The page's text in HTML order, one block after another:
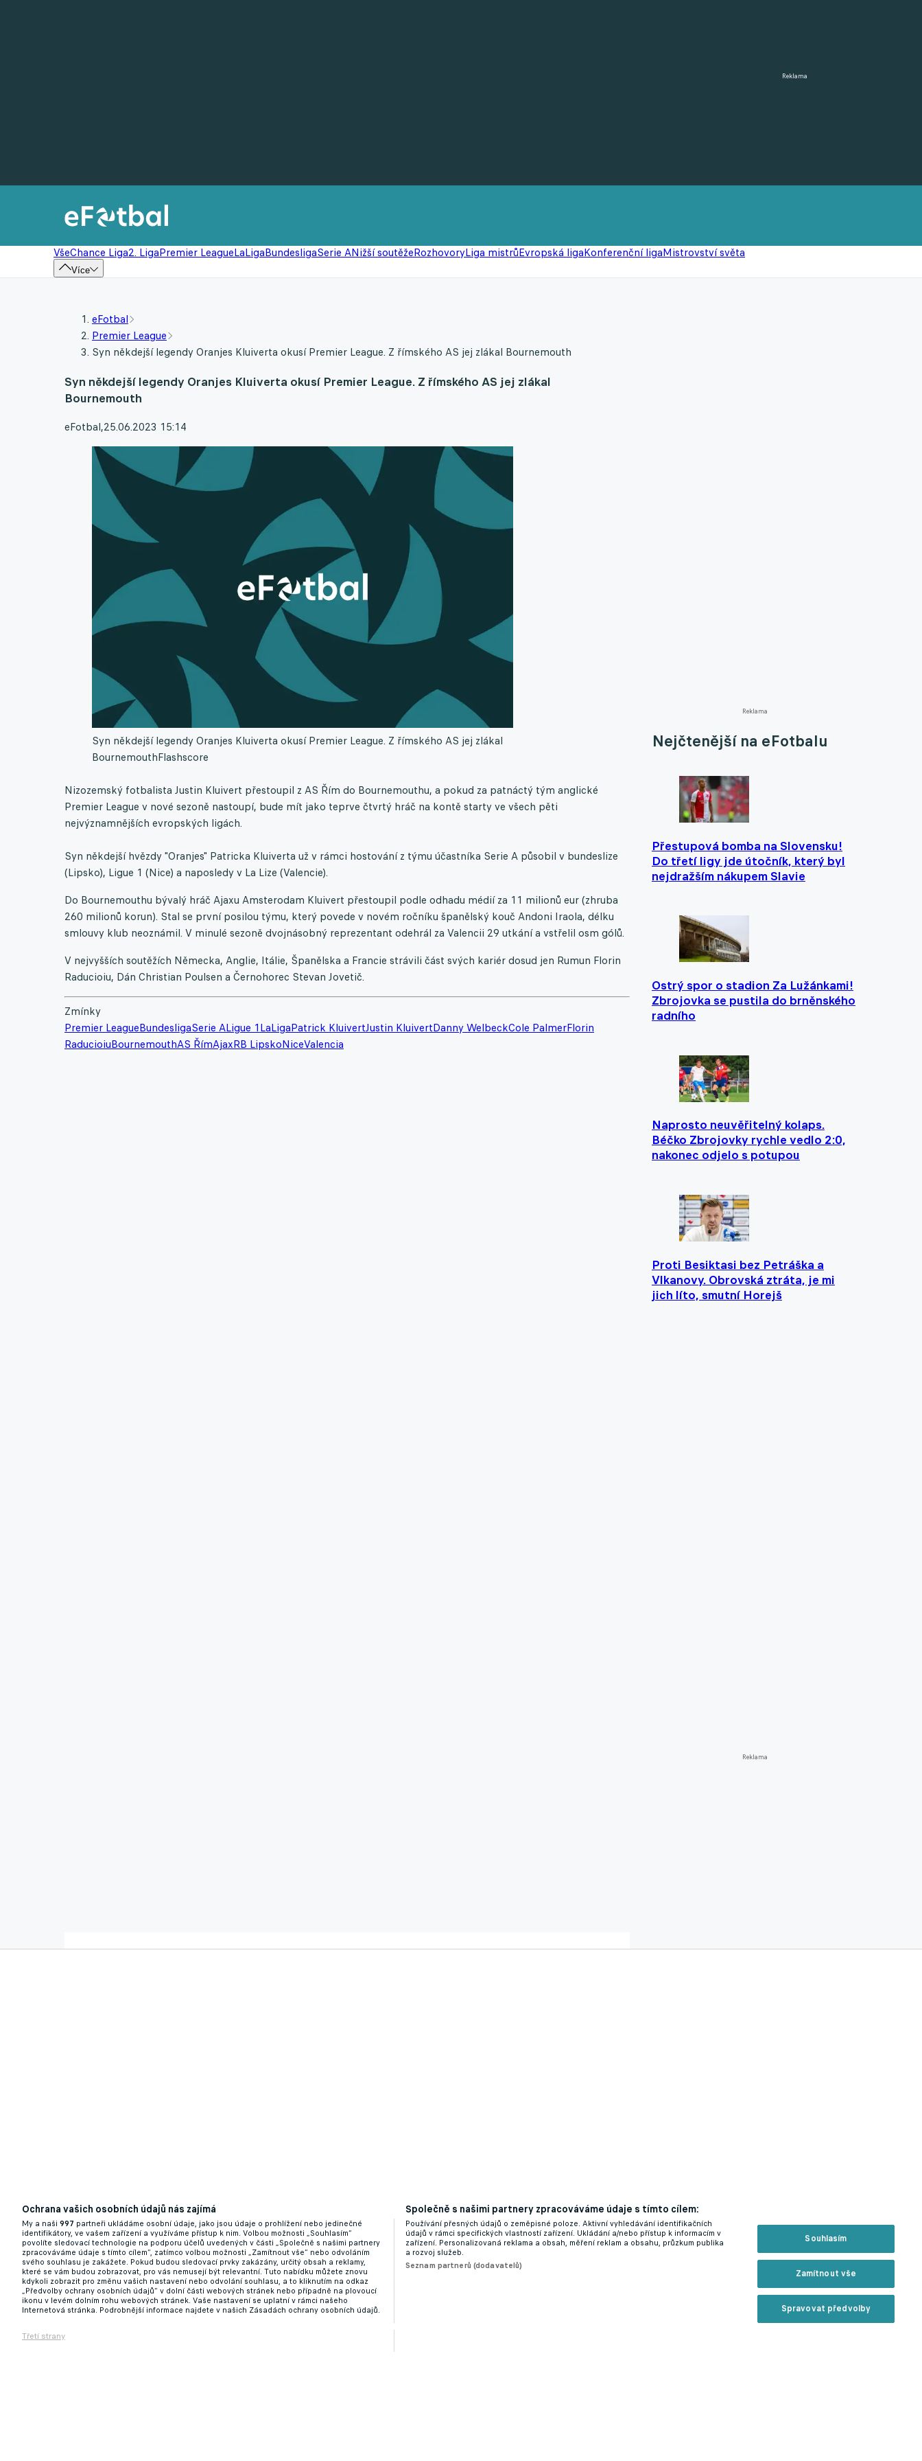
Reklama
VšeChance Liga2. LigaPremier LeagueLaLigaBundesligaSerie ANižší soutěžeRozhovoryLiga mistrůEvropská ligaKonferenční ligaMistrovství světa
Více
Reklama
Nejčtenější na eFotbalu
Přestupová bomba na Slovensku!
Do třetí ligy jde útočník, který byl
nejdražším nákupem Slavie
Ostrý spor o stadion Za Lužánkami!
Zbrojovka se pustila do brněnského
radního
Naprosto neuvěřitelný kolaps.
Béčko Zbrojovky rychle vedlo 2:0,
nakonec odjelo s potupou
Proti Besiktasi bez Petráška a
Vlkanovy. Obrovská ztráta, je mi
jich líto, smutní Horejš
Reklama
eFotbal
Premier League
Syn někdejší legendy Oranjes Kluiverta okusí Premier League. Z římského AS jej zlákal Bournemouth
Syn někdejší legendy Oranjes Kluiverta okusí Premier League. Z římského AS jej zlákal
Bournemouth
eFotbal,25.06.2023 15:14
Syn někdejší legendy Oranjes Kluiverta okusí Premier League. Z římského AS jej zlákal
BournemouthFlashscore
Nizozemský fotbalista Justin Kluivert přestoupil z AS Řím do Bournemouthu, a pokud za patnáctý tým anglické
Premier League v nové sezoně nastoupí, bude mít jako teprve čtvrtý hráč na kontě starty ve všech pěti
nejvýznamnějších evropských ligách.
Syn někdejší hvězdy "Oranjes" Patricka Kluiverta už v rámci hostování z týmu účastníka Serie A působil v bundeslize
(Lipsko), Ligue 1 (Nice) a naposledy v La Lize (Valencie).
Do Bournemouthu bývalý hráč Ajaxu Amsterodam Kluivert přestoupil podle odhadu médií za 11 milionů eur (zhruba
260 milionů korun). Stal se první posilou týmu, který povede v novém ročníku španělský kouč Andoni Iraola, délku
smlouvy klub neoznámil. V minulé sezoně dvojnásobný reprezentant odehrál za Valencii 29 utkání a vstřelil osm gólů.
V nejvyšších soutěžích Německa, Anglie, Itálie, Španělska a Francie strávili část svých kariér dosud jen Rumun Florin
Raducioiu, Dán Christian Poulsen a Černohorec Stevan Jovetič.
Zmínky
Premier LeagueBundesligaSerie ALigue 1 LaLigaPatrick KluivertJustin KluivertDanny WelbeckCole PalmerFlorin
RaducioiuBournemouthAS ŘímAjaxRB LipskoNiceValencia
Ochrana vašich osobních údajů nás zajímá
My a naši 997 partneři ukládáme osobní údaje, jako jsou údaje o prohlížení nebo jedinečné
identifikátory, ve vašem zařízení a využíváme přístup k nim. Volbou možnosti „Souhlasím“
povolíte sledovací technologie na podporu účelů uvedených v části „Společně s našimi partnery
zpracováváme údaje s tímto cílem“, zatímco volbou možnosti „Zamítnout vše“ nebo odvoláním
svého souhlasu je zakážete. Pokud budou sledovací prvky zakázány, určitý obsah a reklamy,
které se vám budou zobrazovat, pro vás nemusejí být relevantní. Tuto nabídku můžete znovu
kdykoli zobrazit pro změnu vašich nastavení nebo odvolání souhlasu, a to kliknutím na odkaz
„Předvolby ochrany osobních údajů“ v dolní části webových stránek nebo případně na plovoucí
ikonu v levém dolním rohu webových stránek. Vaše nastavení se uplatní v rámci našeho
Internetová stránka. Podrobnější informace najdete v našich Zásadách ochrany osobních údajů.
Třetí strany
Společně s našimi partnery zpracováváme údaje s tímto cílem:
Používání přesných údajů o zeměpisné poloze. Aktivní vyhledávání identifikačních
údajů v rámci specifických vlastností zařízení. Ukládání a/nebo přístup k informacím v
zařízení. Personalizovaná reklama a obsah, měření reklam a obsahu, průzkum publika
a rozvoj služeb.
Seznam partnerů (dodavatelů)
Souhlasím
Zamítnout vše
Spravovat předvolby